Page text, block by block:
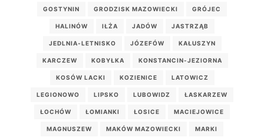
GOSTYNIN GRODZISK MAZOWIECKI GRÓJEC
HALINÓW IŁŻA JADÓW JASTRZĄB
JEDLNIA-LETNISKO JÓZEFÓW KAŁUSZYN
KARCZEW KOBYŁKA KONSTANCIN-JEZIORNA
KOSÓW LACKI KOZIENICE LATOWICZ
LEGIONOWO LIPSKO LUBOWIDZ ŁASKARZEW
ŁOCHÓW ŁOMIANKI ŁOSICE MACIEJOWICE
MAGNUSZEW MAKÓW MAZOWIECKI MARKI